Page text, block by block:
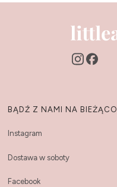
Linki w stopce
BĄDŹ Z NAMI NA BIEŻĄCO
Instagram
Dostawa w soboty
Facebook